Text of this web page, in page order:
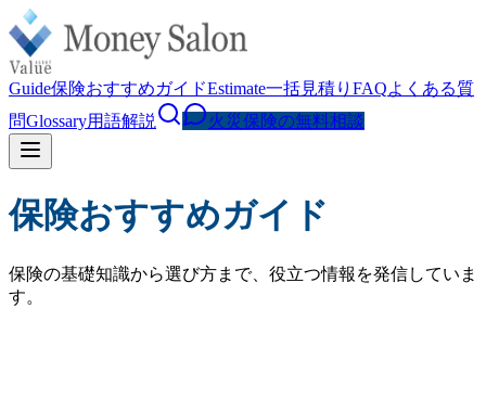
Guide保険おすすめガイドEstimate一括見積り FAQよくある質
問Glossary用語解説 火災保険の無料相談
保険おすすめガイド
保険の基礎知識から選び方まで、役立つ情報を発信していま
す。